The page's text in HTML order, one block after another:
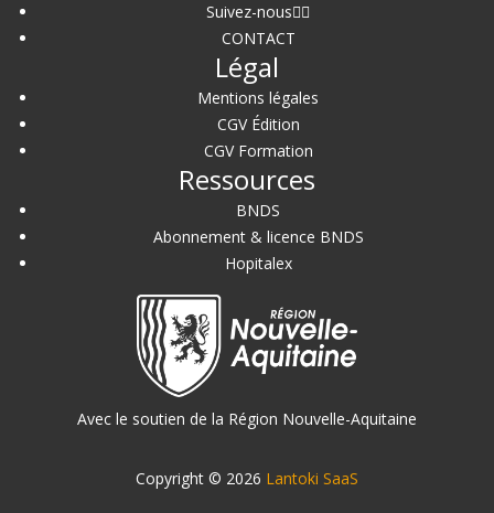
Suivez-nous
CONTACT
Légal
Mentions légales
CGV Édition
CGV Formation
Ressources
BNDS
Abonnement & licence BNDS
Hopitalex
Avec le soutien de la Région Nouvelle-Aquitaine
Copyright © 2026 Lantoki SaaS